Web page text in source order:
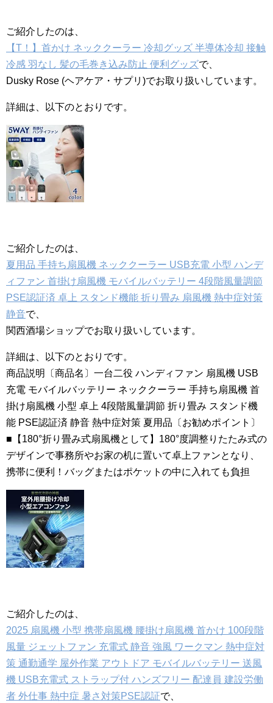
ご紹介したのは、
【T！】首かけ ネッククーラー 冷却グッズ 半導体冷却 接触
冷感 羽なし 髪の毛巻き込み防止 便利グッズで、
Dusky Rose (ヘアケア・サプリ)でお取り扱いしています。
詳細は、以下のとおりです。
ご紹介したのは、
夏用品 手持ち扇風機 ネッククーラー USB充電 小型 ハンデ
ィファン 首掛け扇風機 モバイルバッテリー 4段階風量調節
PSE認証済 卓上 スタンド機能 折り畳み 扇風機 熱中症対策
静音で、
関西酒場ショップでお取り扱いしています。
詳細は、以下のとおりです。
商品説明〔商品名〕一台二役 ハンディファン 扇風機 USB
充電 モバイルバッテリー ネッククーラー 手持ち扇風機 首
掛け扇風機 小型 卓上 4段階風量調節 折り畳み スタンド機
能 PSE認証済 静音 熱中症対策 夏用品〔お勧めポイント〕
■【180°折り畳み式扇風機として】180°度調整りたたみ式の
デザインで事務所やお家の机に置いて卓上ファンとなり、
携帯に便利！バッグまたはポケットの中に入れても負担
ご紹介したのは、
2025 扇風機 小型 携帯扇風機 腰掛け扇風機 首かけ 100段階
風量 ジェットファン 充電式 静音 強風 ワークマン 熱中症対
策 通勤通学 屋外作業 アウトドア モバイルバッテリー 送風
機 USB充電式 ストラップ付 ハンズフリー 配達員 建設労働
者 外仕事 熱中症 暑さ対策PSE認証で、